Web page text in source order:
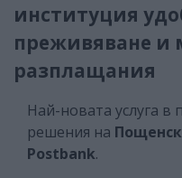
институция
преживяване и
разплащания
Най-новата услуга
решения на
Postbank.